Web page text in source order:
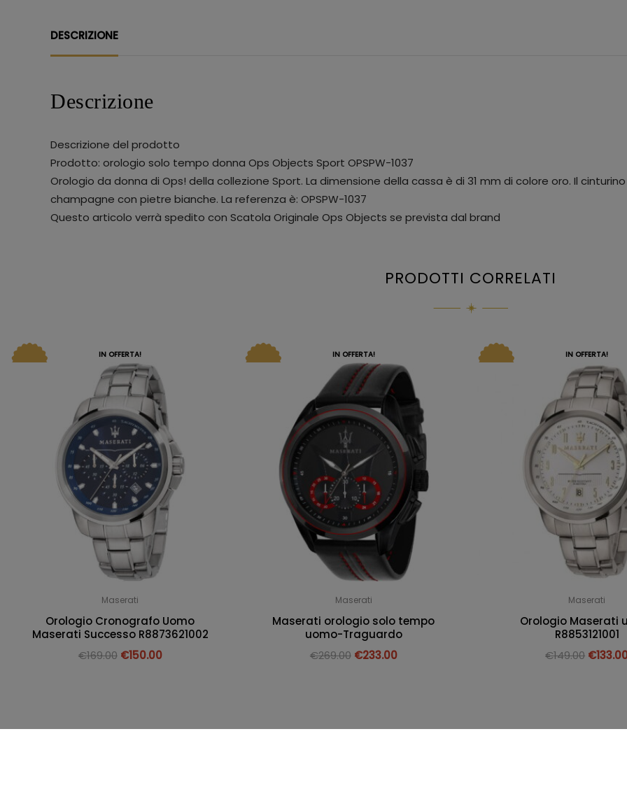
DESCRIZIONE
Descrizione
Descrizione del prodotto
Prodotto: orologio solo tempo donna Ops Objects Sport OPSPW-1037
Orologio da donna di Ops! della collezione Sport. La dimensione della cassa è di 31 mm di colore oro. Il
champagne con pietre bianche. La referenza è: OPSPW-1037
Questo articolo verrà spedito con Scatola Originale Ops Objects se prevista dal brand
PRODOTTI CORRELATI
IN OFFERTA!
Maserati
Orologio Cronografo Uomo
Maserati Successo R8873621002
€169.00 €150.00
IN OFFERTA!
Maserati
Maserati orologio solo tempo
uomo-Traguardo
€269.00 €233.00
IN OFFERTA!
Maserati
Orologio Maserati
R8853121001
€149.00 €